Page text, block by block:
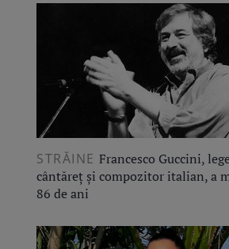
STRĂINE Francesco Guccini,
cântăreț și compozitor italian, a
86 de ani